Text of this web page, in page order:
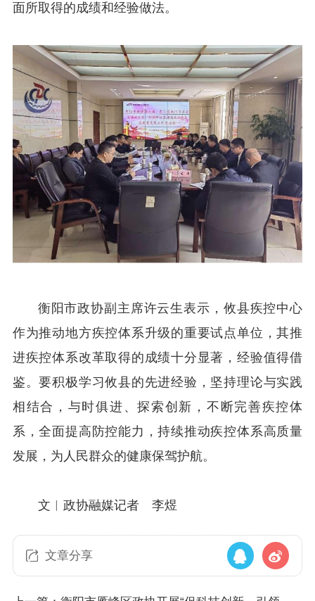
面所取得的成绩和经验做法。
衡阳市政协副主席许云生表示，攸县疾控中心
作为推动地方疾控体系升级的重要试点单位，其推
进疾控体系改革取得的成绩十分显著，经验值得借
鉴。要积极学习攸县的先进经验，坚持理论与实践
相结合，与时俱进、探索创新，不断完善疾控体
系，全面提高防控能力，持续推动疾控体系高质量
发展，为人民群众的健康保驾护航。
文︱政协融媒记者 李煜
文章分享